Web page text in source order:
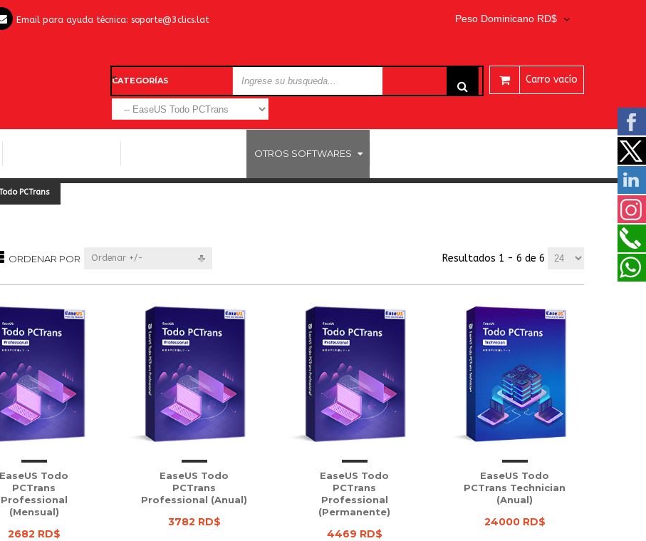
Email para ayuda técnica: soporte@3clics.lat Peso Dominicano RD$
Carro vacío
CATEGORÍAS
OTROS SOFTWARES
PCTrans
ORDENAR POR Ordenar +/- Resultados 1 - 6 de 6
EaseUS Todo
PCTrans
Professional
(Mensual)
2682 RD$
EaseUS Todo
PCTrans
Professional (Anual)
3782 RD$
EaseUS Todo
PCTrans
Professional
(Permanente)
4469 RD$
EaseUS Todo
PCTrans Technician
(Anual)
24000 RD$